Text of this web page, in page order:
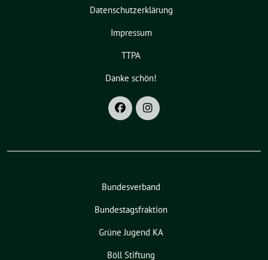
Datenschutzerklärung
Impressum
TTPA
Danke schön!
Bundesverband
Bundestagsfraktion
Grüne Jugend KA
Böll Stiftung